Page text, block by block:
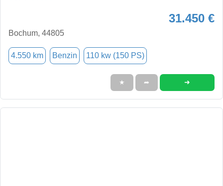
31.450 €
Bochum, 44805
4.550 km Benzin 110 kw (150 PS)
★ ➦ ➜